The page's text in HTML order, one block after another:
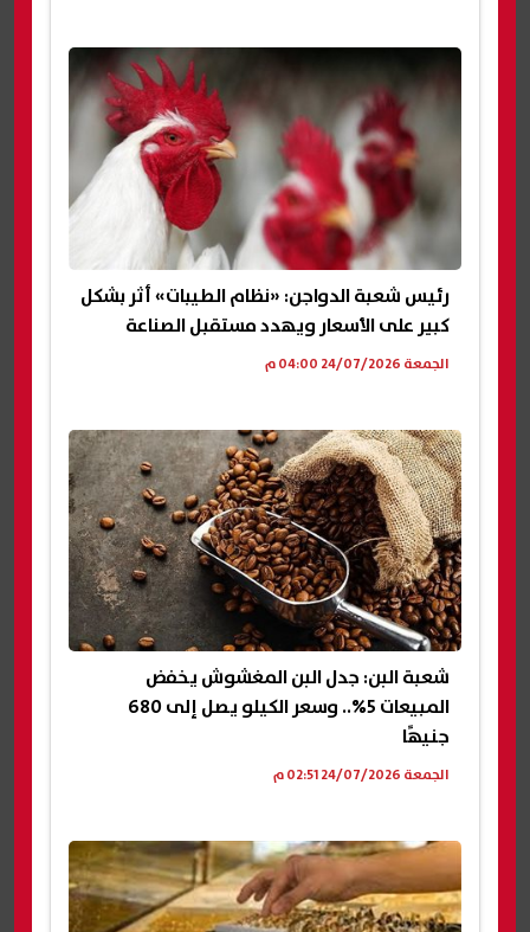
رئيس شعبة الدواجن: «نظام الطيبات» أثر بشكل
كبير على الأسعار ويهدد مستقبل الصناعة
الجمعة 24/07/2026 04:00 م
شعبة البن: جدل البن المغشوش يخفض
المبيعات 5%.. وسعر الكيلو يصل إلى 680
جنيهًا
الجمعة 24/07/2026 02:51 م